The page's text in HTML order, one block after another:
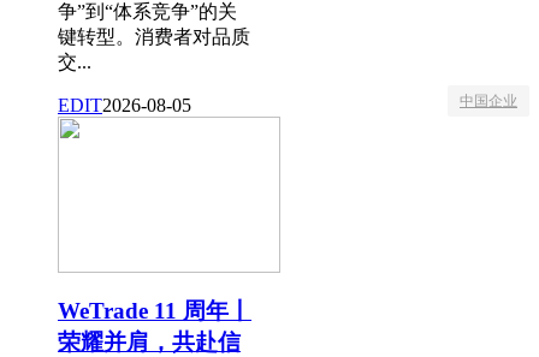
争”到“体系竞争”的关
键转型。消费者对品质
交...
EDIT2026-08-05 中国企业
WeTrade 11 周年丨
荣耀并肩，共赴信